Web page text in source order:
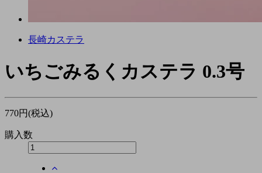
長崎カステラ
いちごみるくカステラ 0.3号
770円(税込)
購入数